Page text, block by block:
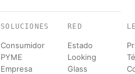
SOLUCIONES
Consumidor
PYME
Empresa
RED
Estado
Looking
Glass